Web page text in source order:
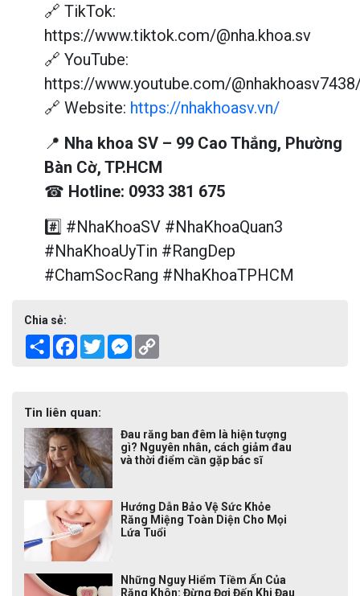
🔗 TikTok:
https://www.tiktok.com/@nha.khoa.sv
🔗 YouTube:
https://www.youtube.com/
🔗 Website: https://nhakhoasv.vn/
📍 Nha khoa SV – 99 Cao Thắng, Phường
Bàn Cờ, TP.HCM
☎ Hotline: 0933 381 675
#️⃣ #NhaKhoaSV #NhaKhoaQuan3
#NhaKhoaUyTin #RangDep
#ChamSocRang #NhaKhoaTPHCM
Chia sẻ:
Share Facebook
TwitterMessenger
Tin liên quan:
Đau răng ban đêm là hiện tượng
gì? Nguyên nhân, cách giảm đau
và thời điểm cần gặp bác sĩ
Hướng Dẫn Bảo Vệ Sức Khỏe
Răng Miệng Toàn Diện Cho Mọi
Lứa Tuổi
Những Nguy Hiểm Tiềm Ẩn Của
Răng Khôn: Đừng Đợi Đến Khi Đau